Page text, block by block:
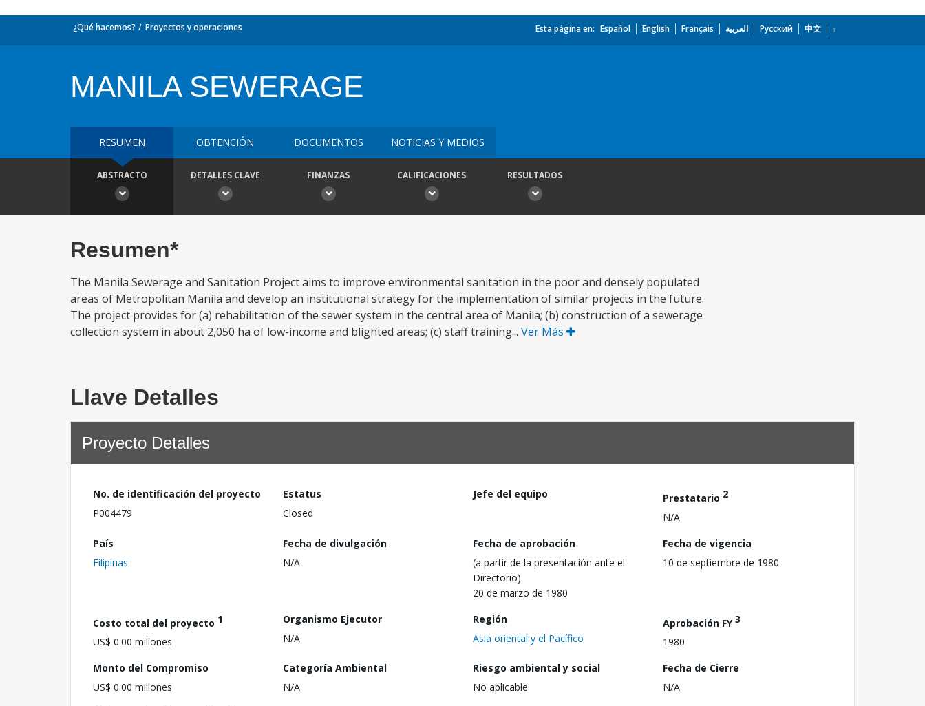
¿Qué hacemos? Proyectos y operaciones Esta página en: Español English Français العربية Русский 中文
MANILA SEWERAGE
RESUMEN OBTENCIÓN DOCUMENTOS NOTICIAS Y MEDIOS
ABSTRACTO DETALLES CLAVE FINANZAS CALIFICACIONES RESULTADOS
Resumen*
The Manila Sewerage and Sanitation Project aims to improve environmental sanitation in the poor and densely populated
areas of Metropolitan Manila and develop an institutional strategy for the implementation of similar projects in the future.
The project provides for (a) rehabilitation of the sewer system in the central area of Manila; (b) construction of a sewerage
collection system in about 2,050 ha of low-income and blighted areas; (c) staff training... Ver Más
Llave Detalles
Proyecto Detalles
No. de identificación del proyecto
P004479
Estatus
Closed
Jefe del equipo Prestatario 2
N/A
País
Filipinas
Fecha de divulgación
N/A
Fecha de aprobación
(a partir de la presentación ante el
Directorio)
20 de marzo de 1980
Fecha de vigencia
10 de septiembre de 1980
Costo total del proyecto 1
US$ 0.00 millones
Organismo Ejecutor
N/A
Región
Asia oriental y el Pacífico
Aprobación FY3
1980
Monto del Compromiso
US$ 0.00 millones
Categoría Ambiental
N/A
Riesgo ambiental y social
No aplicable
Fecha de Cierre
N/A